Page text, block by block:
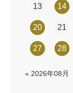
13 14
20 21
27 28
« 2026年08月